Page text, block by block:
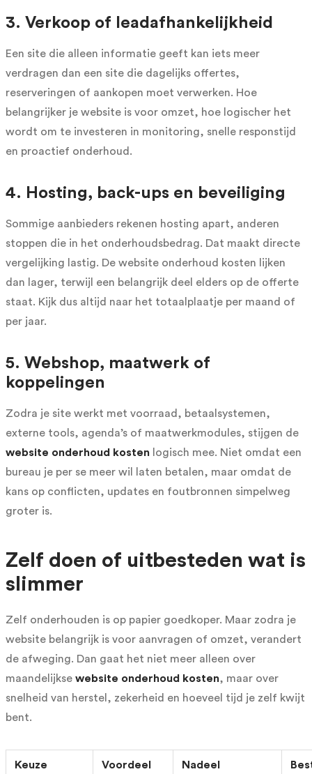
3. Verkoop of leadafhankelijkheid
Een site die alleen informatie geeft kan iets meer
verdragen dan een site die dagelijks offertes,
reserveringen of aankopen moet verwerken. Hoe
belangrijker je website is voor omzet, hoe logischer het
wordt om te investeren in monitoring, snelle responstijd
en proactief onderhoud.
4. Hosting, back-ups en beveiliging
Sommige aanbieders rekenen hosting apart, anderen
stoppen die in het onderhoudsbedrag. Dat maakt directe
vergelijking lastig. De website onderhoud kosten lijken
dan lager, terwijl een belangrijk deel elders op de offerte
staat. Kijk dus altijd naar het totaalplaatje per maand of
per jaar.
5. Webshop, maatwerk of
koppelingen
Zodra je site werkt met voorraad, betaalsystemen,
externe tools, agenda’s of maatwerkmodules, stijgen de
website onderhoud kosten logisch mee. Niet omdat een
bureau je per se meer wil laten betalen, maar omdat de
kans op conflicten, updates en foutbronnen simpelweg
groter is.
Zelf doen of uitbesteden wat is
slimmer
Zelf onderhouden is op papier goedkoper. Maar zodra je
website belangrijk is voor aanvragen of omzet, verandert
de afweging. Dan gaat het niet meer alleen over
maandelijkse website onderhoud kosten, maar over
snelheid van herstel, zekerheid en hoeveel tijd je zelf kwijt
bent.
Keuze Voordeel Nadeel